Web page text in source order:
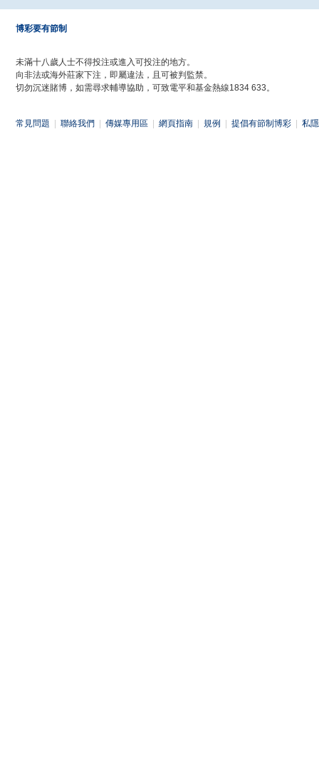
博彩要有節制
未滿十八歲人士不得投注或進入可投注的地方。
向非法或海外莊家下注，即屬違法，且可被判監禁。
切勿沉迷賭博，如需尋求輔導協助，可致電平和基金熱線1834 633。
常見問題 聯絡我們 傳媒專用區 網頁指南 規例 提倡有節制博彩 私